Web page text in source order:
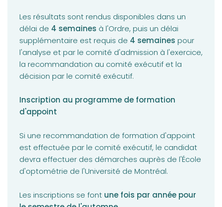
Les résultats sont rendus disponibles dans un
délai de 4 semaines à l'Ordre, puis un délai
supplémentaire est requis de 4 semaines pour
l'analyse et par le comité d'admission à l'exercice,
la recommandation au comité exécutif et la
décision par le comité exécutif.
Inscription au programme de formation
d'appoint
Si une recommandation de formation d'appoint
est effectuée par le comité exécutif, le candidat
devra effectuer des démarches auprès de l'École
d'optométrie de l'Université de Montréal.
Les inscriptions se font une fois par année pour